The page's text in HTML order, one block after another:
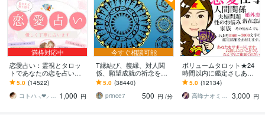
満枠対応中
恋愛占い：霊視とタロッ
トであなたの恋を占いま
す 復縁・片想い・複雑
愛・夫婦問題…お悩みに
優しく寄り添います♡
5.0 (14522)
コトハ ⸜❤︎⸝ 新サービス提供開始✨️ 1,000 円
今すぐ相談可能
T縁結び、復縁、対人関
係、願望成就の祈念を承
ります 対象者の思いと状
況、対象者との対話、祈
念
5.0 (38440)
prince7
500 円 /分
ボリュームタロット★24
時間以内に鑑定さしあげ
ます 3000文字以上の鑑定
★希望者のみ一部カード
開示サービスあり
5.0 (12134)
高峰ナオミ タロット占い師
3,000 円